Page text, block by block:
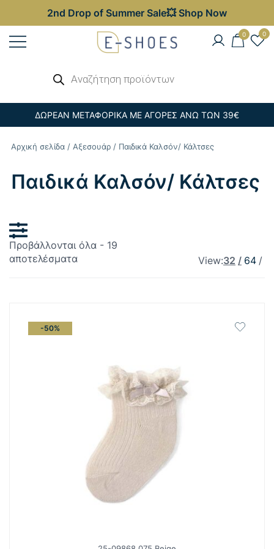
2nd Drop of Summer Sale💥 Shop Now
Παπούτσια – Επώνυμες Τσάντες στις
0 0
προϊόντων
ΔΩΡΕΑΝ ΜΕΤΑΦΟΡΙΚΑ ΜΕ ΑΓΟΡΕΣ ΑΝΩ ΤΩΝ 39€
Αρχική σελίδα / Αξεσουάρ / Παιδικά Καλσόν/ Κάλτσες
Παιδικά Καλσόν/ Κάλτσες
Προβάλλονται όλα - 19
αποτελέσματαSorted
View:32 64
-50%